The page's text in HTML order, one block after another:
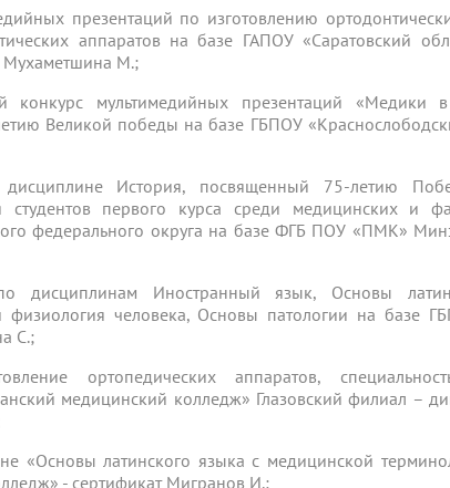
презентаций по изготовлению
аппаратов на базе ГАПОУ «Саратовский
Мухаметшина М.;
конкурс мультимедийных презентаций «Медики
Великой победы на базе ГБПОУ
дисциплине История, посвященный 75-летию
первого курса среди медицинских и
федерального округа на базе ФГБ ПОУ «ПМК»
дисциплинам Иностранный язык, Основы
человека, Основы патологии на базе
С.;
ортопедических аппаратов,
медицинский колледж» Глазовский филиал –
«Основы латинского языка с медицинской
- сертификат Мигранов И.;